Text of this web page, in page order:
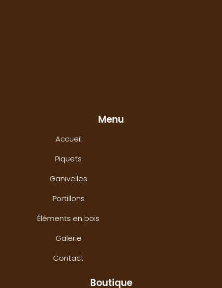
Menu
Accueil
Piquets
Ganivelles
Portillons
Éléments en bois
Galerie
Contact
Boutique